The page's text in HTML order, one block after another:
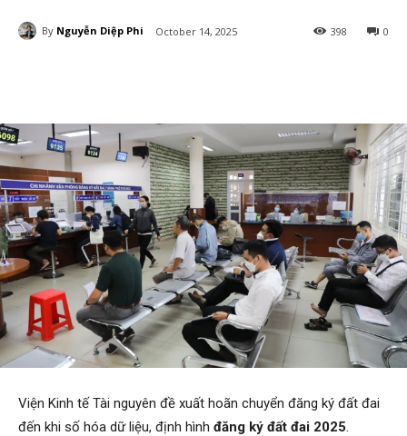
By Nguyễn Diệp Phi October 14, 2025 0
398
Viện Kinh tế Tài nguyên đề xuất hoãn chuyển đăng ký đất đai
đến khi số hóa dữ liệu, định hình đăng ký đất đai 2025.